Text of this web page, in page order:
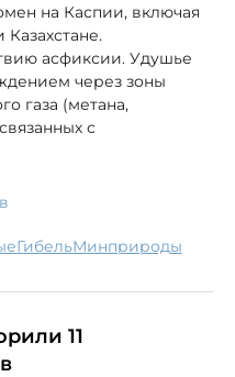
на Каспии, включая
асфиксии. Удушье
через зоны
газа (метана,
с
гибель минприроды
11